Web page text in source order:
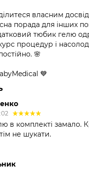
власним
порада для інших
тюбик гелю
процедур і
🌸
💙
в комплекті замало.
не шукати.